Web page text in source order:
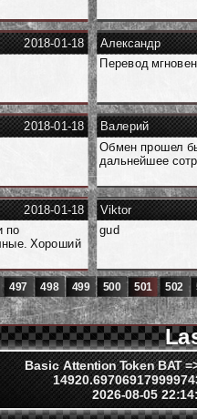
2018-01-18
Александр
Перевод
2018-01-18 Валерий
Обмен прошел
дальнейшее
2018-01-18
по
Хороший
Viktor
gud
497 498 499 500 501 502
Basic Attention Token BAT
2026-08-05